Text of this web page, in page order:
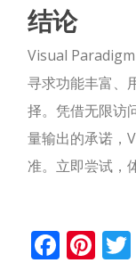
结论
Visual
寻求功能丰富、
择。凭借无限访
量输出的承诺，
准。立即尝试，